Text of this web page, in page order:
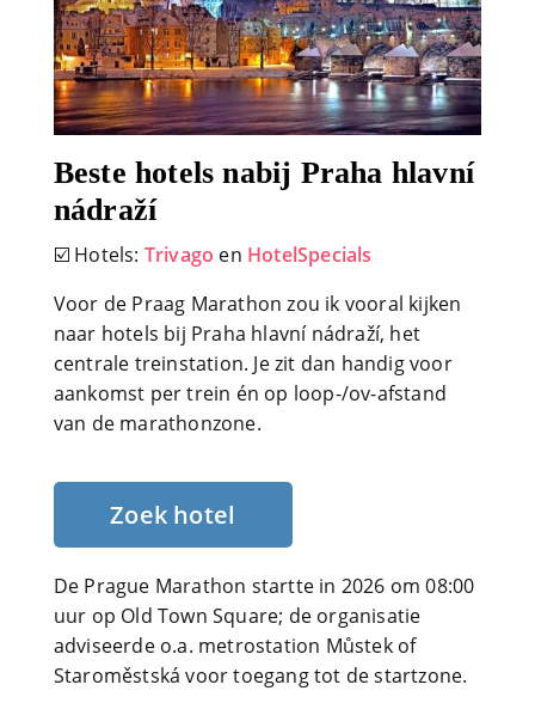
Beste hotels nabij Praha hlavní
nádraží
☑️ Hotels: Trivago en HotelSpecials
Voor de Praag Marathon zou ik vooral kijken
naar hotels bij Praha hlavní nádraží, het
centrale treinstation. Je zit dan handig voor
aankomst per trein én op loop-/ov-afstand
van de marathonzone.
Zoek hotel
De Prague Marathon startte in 2026 om 08:00
uur op Old Town Square; de organisatie
adviseerde o.a. metrostation Můstek of
Staroměstská voor toegang tot de startzone.